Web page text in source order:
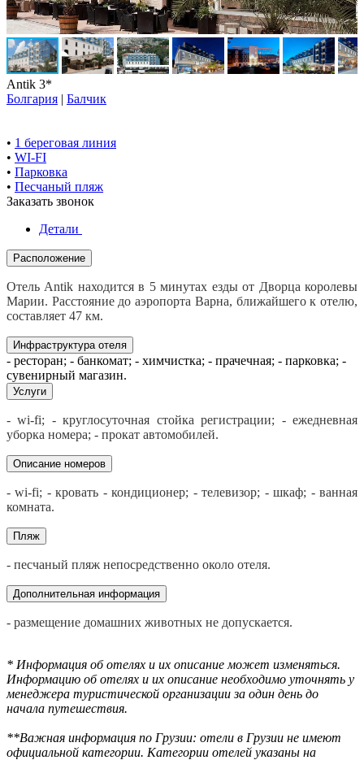
Antik 3*
Болгария | Балчик
• 1 береговая линия
• WI-FI
• Парковка
• Песчаный пляж
Заказать звонок
Детали
Расположение
Отель Antik находится в 5 минутах езды от Дворца королевы
Марии. Расстояние до аэропорта Варна, ближайшего к отелю,
составляет 47 км.
Инфраструктура отеля
- ресторан; - банкомат; - химчистка; - прачечная; - парковка; -
сувенирный магазин.
Услуги
- wi-fi; - круглосуточная стойка регистрации; - ежедневная
уборка номера; - прокат автомобилей.
Описание номеров
- wi-fi; - кровать - кондиционер; - телевизор; - шкаф; - ванная
комната.
Пляж
- песчаный пляж непосредственно около отеля.
Дополнительная информация
- размещение домашних животных не допускается.
* Информация об отелях и их описание может изменяться.
Информацию об отелях и их описание необходимо уточнять у
менеджера туристической организации за один день до
начала путешествия.
**Важная информация по Грузии: отели в Грузии не имеют
официальной категории. Категории отелей указаны на